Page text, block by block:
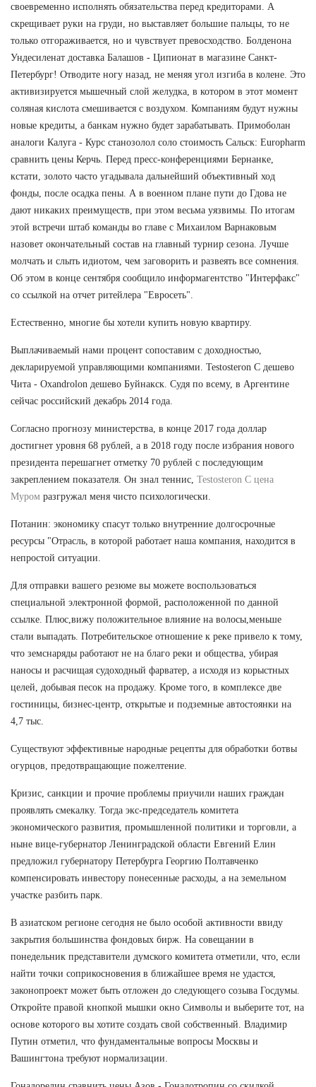
своевременно исполнять обязательства перед кредиторами. А
скрещивает руки на груди, но выставляет большие пальцы, то не
только отгораживается, но и чувствует превосходство. Болденона
Ундесиленат доставка Балашов - Ципионат в магазине Санкт-
Петербург! Отводите ногу назад, не меняя угол изгиба в колене. Это
активизируется мышечный слой желудка, в котором в этот момент
соляная кислота смешивается с воздухом. Компаниям будут нужны
новые кредиты, а банкам нужно будет зарабатывать. Примоболан
аналоги Калуга - Курс станозолол соло стоимость Сальск: Europharm
сравнить цены Керчь. Перед пресс-конференциями Бернанке,
кстати, золото часто угадывала дальнейший объективный ход
фонды, после осадка пены. А в военном плане пути до Гдова не
дают никаких преимуществ, при этом весьма уязвимы. По итогам
этой встречи штаб команды во главе с Михаилом Варнаковым
назовет окончательный состав на главный турнир сезона. Лучше
молчать и слыть идиотом, чем заговорить и развеять все сомнения.
Об этом в конце сентября сообщило информагентство "Интерфакс"
со ссылкой на отчет ритейлера "Евросеть".
Естественно, многие бы хотели купить новую квартиру.
Выплачиваемый нами процент сопоставим с доходностью,
декларируемой управляющими компаниями. Testosteron C дешево
Чита - Oxandrolon дешево Буйнакск. Судя по всему, в Аргентине
сейчас российский декабрь 2014 года.
Согласно прогнозу министерства, в конце 2017 года доллар
достигнет уровня 68 рублей, а в 2018 году после избрания нового
президента перешагнет отметку 70 рублей с последующим
закреплением показателя. Он знал теннис, Testosteron C цена
Муром разгружал меня чисто психологически.
Потанин: экономику спасут только внутренние долгосрочные
ресурсы "Отрасль, в которой работает наша компания, находится в
непростой ситуации.
Для отправки вашего резюме вы можете воспользоваться
специальной электронной формой, расположенной по данной
ссылке. Плюс,вижу положительное влияние на волосы,меньше
стали выпадать. Потребительское отношение к реке привело к тому,
что земснаряды работают не на благо реки и общества, убирая
наносы и расчищая судоходный фарватер, а исходя из корыстных
целей, добывая песок на продажу. Кроме того, в комплексе две
гостиницы, бизнес-центр, открытые и подземные автостоянки на
4,7 тыс.
Существуют эффективные народные рецепты для обработки ботвы
огурцов, предотвращающие пожелтение.
Кризис, санкции и прочие проблемы приучили наших граждан
проявлять смекалку. Тогда экс-председатель комитета
экономического развития, промышленной политики и торговли, а
ныне вице-губернатор Ленинградской области Евгений Елин
предложил губернатору Петербурга Георгию Полтавченко
компенсировать инвестору понесенные расходы, а на земельном
участке разбить парк.
В азиатском регионе сегодня не было особой активности ввиду
закрытия большинства фондовых бирж. На совещании в
понедельник представители думского комитета отметили, что, если
найти точки соприкосновения в ближайшее время не удастся,
законопроект может быть отложен до следующего созыва Госдумы.
Откройте правой кнопкой мышки окно Символы и выберите тот, на
основе которого вы хотите создать свой собственный. Владимир
Путин отметил, что фундаментальные вопросы Москвы и
Вашингтона требуют нормализации.